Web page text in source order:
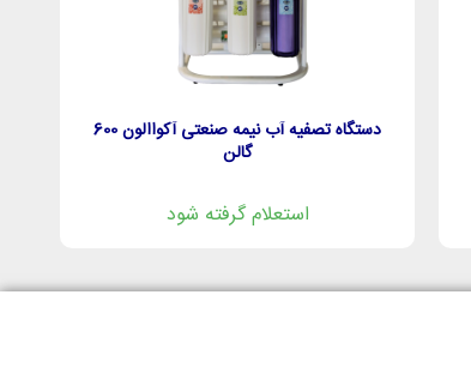
دستگاه تصفیه آب نیمه صنعتی آکواالون 600
گالن
استعلام گرفته شود